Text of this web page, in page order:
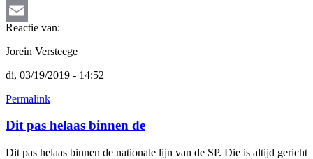
Bluesky
Email
Reactie van:
Jorein Versteege
di, 03/19/2019 - 14:52
Permalink
Dit pas helaas binnen de
Dit pas helaas binnen de nationale lijn van de SP. Die is altijd gericht